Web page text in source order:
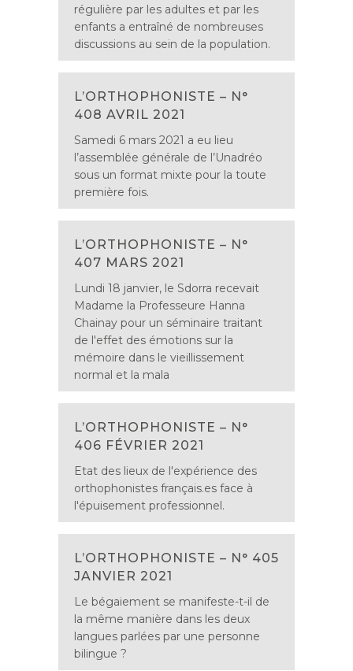
régulière par les adultes et par les
enfants a entraîné de nombreuses
discussions au sein de la population.
L’ORTHOPHONISTE – N°
408 AVRIL 2021
Samedi 6 mars 2021 a eu lieu
l’assemblée générale de l’Unadréo
sous un format mixte pour la toute
première fois.
L’ORTHOPHONISTE – N°
407 MARS 2021
Lundi 18 janvier, le Sdorra recevait
Madame la Professeure Hanna
Chainay pour un séminaire traitant
de l'effet des émotions sur la
mémoire dans le vieillissement
normal et la mala
L’ORTHOPHONISTE – N°
406 FÉVRIER 2021
Etat des lieux de l'expérience des
orthophonistes français.es face à
l'épuisement professionnel.
L’ORTHOPHONISTE – N° 405
JANVIER 2021
Le bégaiement se manifeste-t-il de
la même manière dans les deux
langues parlées par une personne
bilingue ?